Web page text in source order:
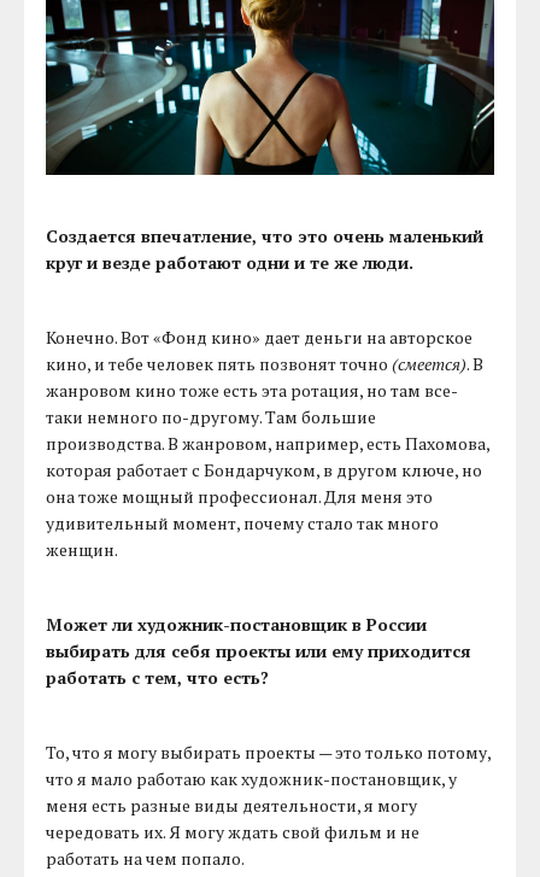
Создается впечатление, что это очень маленький
круг и везде работают одни и те же люди.
Конечно. Вот «Фонд кино» дает деньги на авторское
кино, и тебе человек пять позвонят точно(смеется). В
жанровом кино тоже есть эта ротация, но там все-
таки немного по-другому. Там большие
производства. В жанровом, например, есть Пахомова,
которая работает с Бондарчуком, в другом ключе, но
она тоже мощный профессионал. Для меня это
удивительный момент, почему стало так много
женщин.
Может ли художник-постановщик в России
выбирать для себя проекты или ему приходится
работать с тем, что есть?
То, что я могу выбирать проекты — это только потому,
что я мало работаю как художник-постановщик, у
меня есть разные виды деятельности, я могу
чередовать их. Я могу ждать свой фильм и не
работать на чем попало.